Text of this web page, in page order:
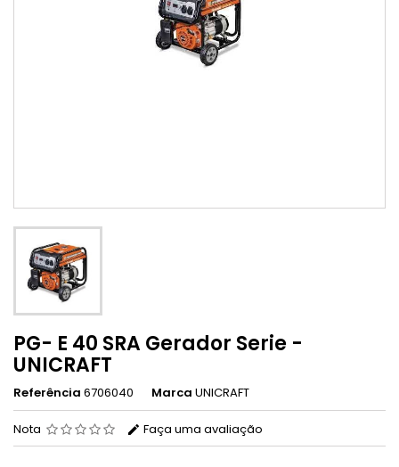
PG- E 40 SRA Gerador Serie -
UNICRAFT
Referência 6706040 Marca UNICRAFT
Nota Faça uma avaliação